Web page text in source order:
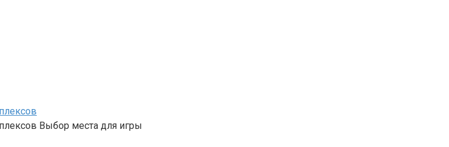
Выбор места для игры